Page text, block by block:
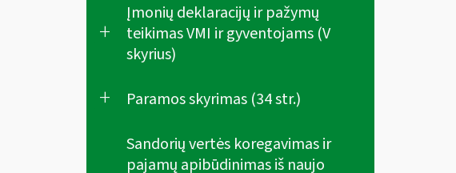
+
Įmonių deklaracijų ir pažymų
teikimas VMI ir gyventojams (V
skyrius)
+
Paramos skyrimas (34 str.)
Sandorių vertės koregavimas ir
pajamų apibūdinimas iš naujo